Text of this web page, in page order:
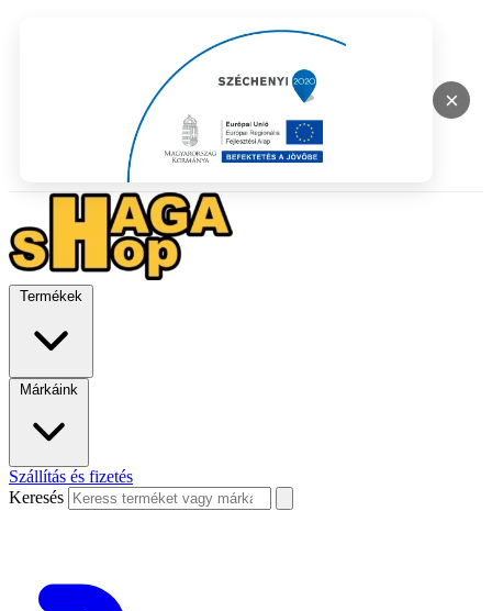
×
Termékek
Márkáink
Szállítás és fizetés
Keresés